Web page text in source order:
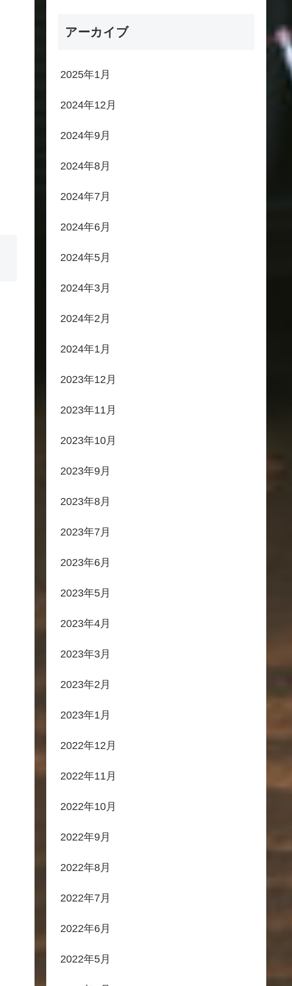
アーカイブ
2025年1月
2024年12月
2024年9月
2024年8月
2024年7月
2024年6月
2024年5月
2024年3月
2024年2月
2024年1月
2023年12月
2023年11月
2023年10月
2023年9月
2023年8月
2023年7月
2023年6月
2023年5月
2023年4月
2023年3月
2023年2月
2023年1月
2022年12月
2022年11月
2022年10月
2022年9月
2022年8月
2022年7月
2022年6月
2022年5月